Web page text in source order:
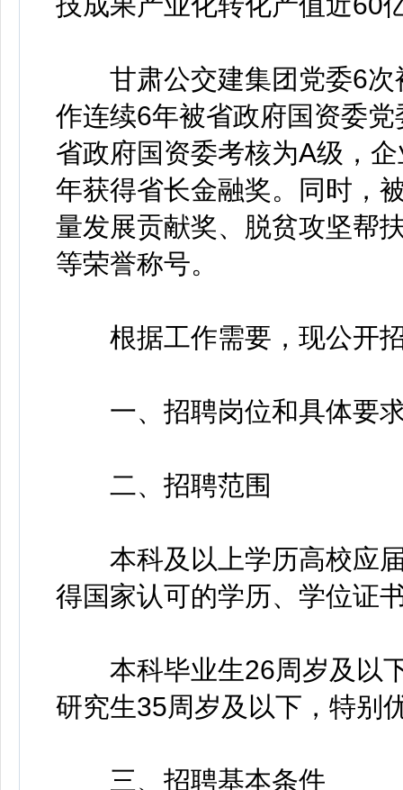
甘肃公交建集团党委6次
作连续6年被省政府国资委
省政府国资委考核为A级，
年获得省长金融奖。同时，
量发展贡献奖、脱贫攻坚帮
等荣誉称号。
根据工作需要，现公开招
一、招聘岗位和具体要求
二、招聘范围
本科及以上学历高校应届
得国家认可的学历、学位证
本科毕业生26周岁及以下
研究生35周岁及以下，特别
三、招聘基本条件